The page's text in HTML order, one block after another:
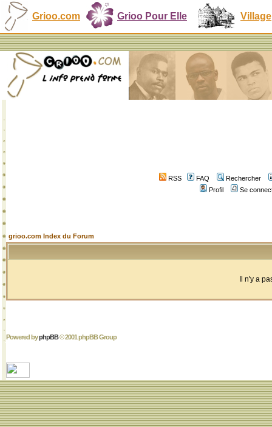
Grioo.com Grioo Pour Elle Village
RSS FAQ
Rechercher
Profil
Se
grioo.com Index du Forum
Il n'y a
Powered byphpBB© 2001 phpBB Group